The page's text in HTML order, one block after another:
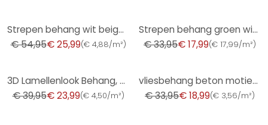
Strepen behang wit beige - vliesbehang kunstbehang A.S. Création - mat en licht getextureerd
€ 54,95€ 25,99(€ 4,88/m²)
Strepen behang groen wit - vliesbehang A.S. Création
€ 33,95€ 17,99(€ 17,99/m²)
3D Lamellenlook Behang, Houtlook Vliesbehang van A.S. Creation, Beige, Zwart, Bruin
€ 39,95€ 23,99(€ 4,50/m²)
vliesbehang beton motief, effen kleuren, zwart
€ 33,95€ 18,99(€ 3,56/m²)